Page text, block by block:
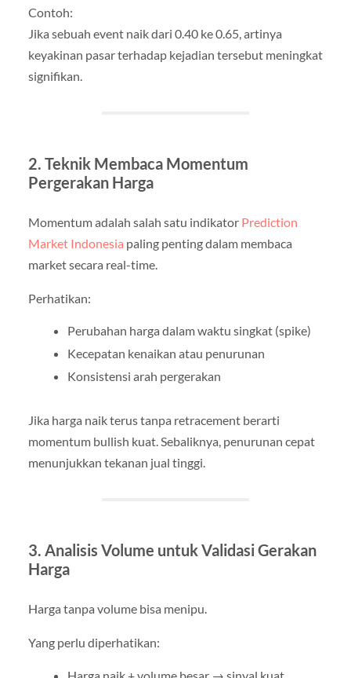
Contoh:
Jika sebuah event naik dari 0.40 ke 0.65, artinya
keyakinan pasar terhadap kejadian tersebut meningkat
signifikan.
2. Teknik Membaca Momentum
Pergerakan Harga
Momentum adalah salah satu indikator Prediction
Market Indonesia paling penting dalam membaca
market secara real-time.
Perhatikan:
Perubahan harga dalam waktu singkat (spike)
Kecepatan kenaikan atau penurunan
Konsistensi arah pergerakan
Jika harga naik terus tanpa retracement berarti
momentum bullish kuat. Sebaliknya, penurunan cepat
menunjukkan tekanan jual tinggi.
3. Analisis Volume untuk Validasi Gerakan
Harga
Harga tanpa volume bisa menipu.
Yang perlu diperhatikan:
Harga naik + volume besar → sinyal kuat